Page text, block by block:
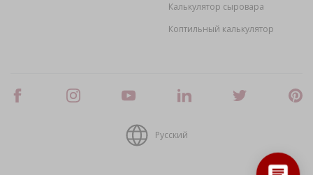
Калькулятор сыровара
Коптильный калькулятор
Русский